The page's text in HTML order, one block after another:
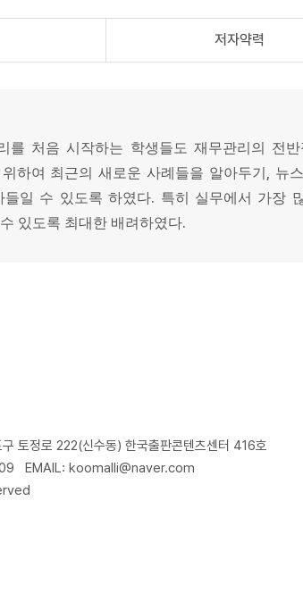
저자약력
를 처음 시작하는 학생들도 재무관리의 전
하여 최근의 새로운 사례들을 알아두기 , 뉴
들일 수 있도록 하였다. 특히 실무에서 가장
있도록 최대한 배려하였다.
토정로 222(신수동) 한국출판콘텐츠센터 416호
EMAIL: koomalli@naver.com